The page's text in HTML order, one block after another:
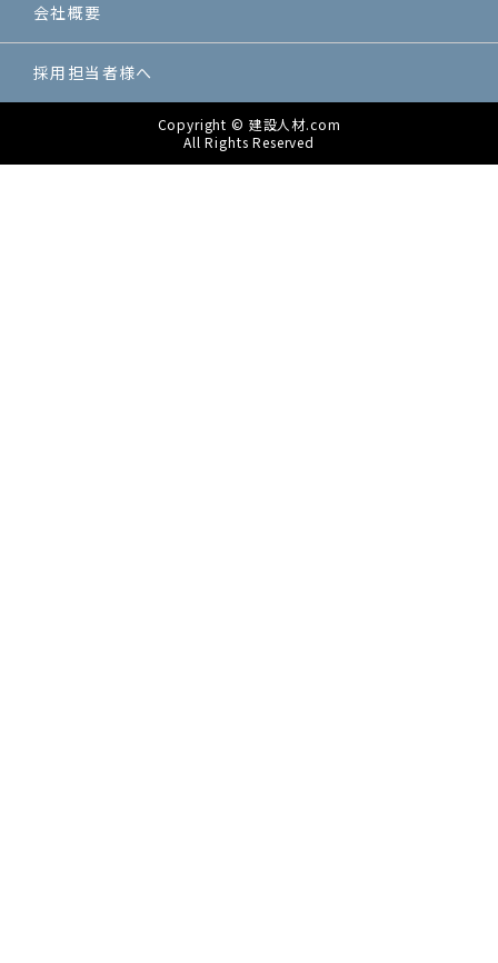
・法令、公序良俗に反する行為、またはそのおそれのある
行為
・建設コンタクトで得た情報を利用しての営利を目的とし
た情報提供等の行為
・建設コンタクトの運営の妨げとなる一切の行為
建設コンタクトは、ホームページ内に掲載された求人情報
会社概要
採用担当者様へ
Copyright © 建設人材.com
All Rights Reserved